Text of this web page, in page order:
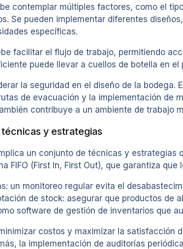
contemplar múltiples factores, como el
Se pueden implementar diferentes
específicas.
facilitar el flujo de trabajo, permitiendo
puede llevar a cuellos de botella en el
la seguridad en el diseño de la
de evacuación y la implementación de
contribuye a un ambiente de trabajo
y estrategias
un conjunto de técnicas y estrategias
FIFO (First In, First Out), que garantiza
un monitoreo regular evita el
de stock: asegurar que productos de
software de gestión de inventarios que
costos y maximizar la
la implementación de auditorías